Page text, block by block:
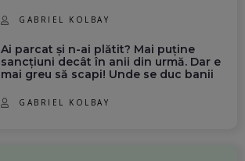
GABRIEL KOLBAY
Ai parcat și n-ai plătit? Mai puține
sancțiuni decât în anii din urmă. Dar e
mai greu să scapi! Unde se duc banii
GABRIEL KOLBAY